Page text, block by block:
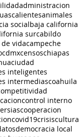
administracion
animales
socialbaja california
surcabildo
vidacampeche
cdmxcensoschiapas
ciudad
inteligentes
intermediascoahuila
control interno
cooperacion
covid19crisiscultura
democracia local